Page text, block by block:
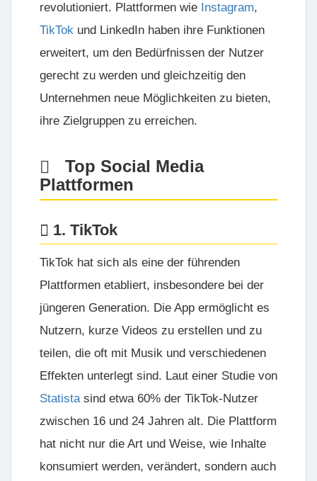
revolutioniert. Plattformen wie Instagram,
TikTok und LinkedIn haben ihre Funktionen
erweitert, um den Bedürfnissen der Nutzer
gerecht zu werden und gleichzeitig den
Unternehmen neue Möglichkeiten zu bieten,
ihre Zielgruppen zu erreichen.
Top Social Media
Plattformen
1. TikTok
TikTok hat sich als eine der führenden
Plattformen etabliert, insbesondere bei der
jüngeren Generation. Die App ermöglicht es
Nutzern, kurze Videos zu erstellen und zu
teilen, die oft mit Musik und verschiedenen
Effekten unterlegt sind. Laut einer Studie von
Statistasind etwa 60% der TikTok-Nutzer
zwischen 16 und 24 Jahren alt. Die Plattform
hat nicht nur die Art und Weise, wie Inhalte
konsumiert werden, verändert, sondern auch